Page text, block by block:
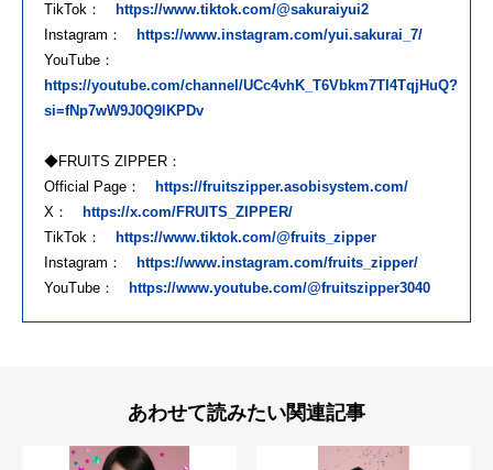
TikTok：
https://www.tiktok.com/@sakuraiyui2
Instagram：
https://www.instagram.com/yui.sakurai_7/
YouTube：
https://youtube.com/channel/UCc4vhK_T6Vbkm7TI4TqjHuQ?
si=fNp7wW9J0Q9lKPDv
◆FRUITS ZIPPER：
Official Page：
https://fruitszipper.asobisystem.com/
X：
https://x.com/FRUITS_ZIPPER/
TikTok：
https://www.tiktok.com/@fruits_zipper
Instagram：
https://www.instagram.com/fruits_zipper/
YouTube：
https://www.youtube.com/@fruitszipper3040
あわせて読みたい関連記事